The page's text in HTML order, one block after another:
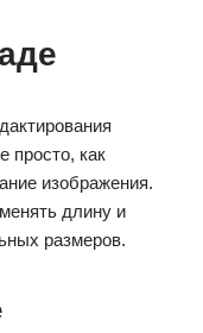
просто, как
изображения.
длину и
размеров.